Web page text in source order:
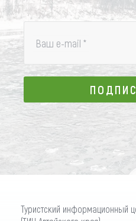
Ваш e-mail *
Туристский информационный